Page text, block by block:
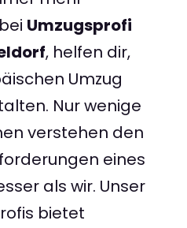
Umzugsprofi
, helfen dir,
Umzug
Nur wenige
verstehen den
eines
als wir. Unser
bietet